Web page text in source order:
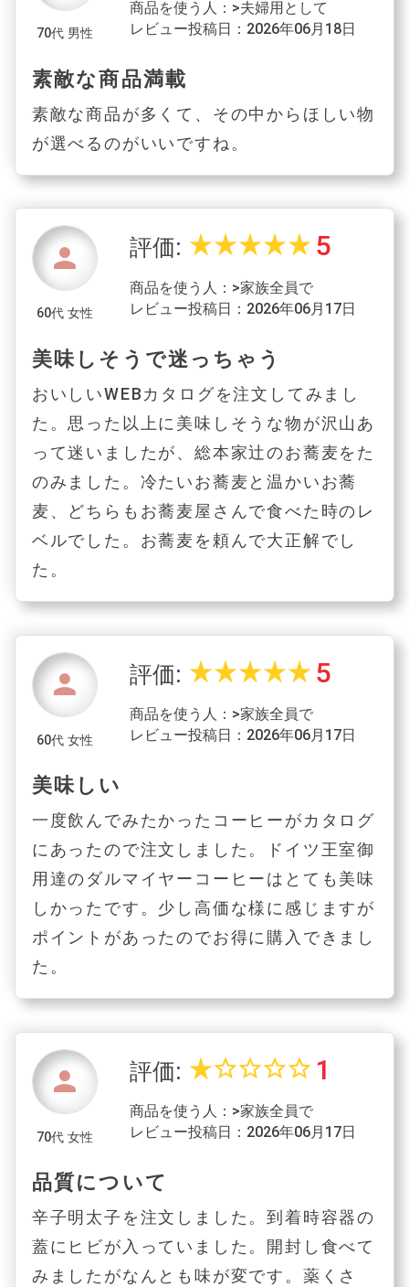
70代 男性
商品を使う人：>夫婦用として
レビュー投稿日：2026年06月18日
素敵な商品満載
素敵な商品が多くて、その中からほしい物
が選べるのがいいですね。
person
60代 女性
評価: star_ratestar_ratestar_ratestar_ratestar_rate 5
商品を使う人：>家族全員で
レビュー投稿日：2026年06月17日
美味しそうで迷っちゃう
おいしいWEBカタログを注文してみまし
た。思った以上に美味しそうな物が沢山あ
って迷いましたが、総本家辻のお蕎麦をた
のみました。冷たいお蕎麦と温かいお蕎
麦、どちらもお蕎麦屋さんで食べた時のレ
ベルでした。お蕎麦を頼んで大正解でし
た。
person
60代 女性
評価: star_ratestar_ratestar_ratestar_ratestar_rate 5
商品を使う人：>家族全員で
レビュー投稿日：2026年06月17日
美味しい
一度飲んでみたかったコーヒーがカタログ
にあったので注文しました。ドイツ王室御
用達のダルマイヤーコーヒーはとても美味
しかったです。少し高価な様に感じますが
ポイントがあったのでお得に購入できまし
た。
person
70代 女性
評価: star_ratestar_borderstar_borderstar_borderstar_border 1
商品を使う人：>家族全員で
レビュー投稿日：2026年06月17日
品質について
辛子明太子を注文しました。到着時容器の
蓋にヒビが入っていました。開封し食べて
みましたがなんとも味が変です。薬くさ